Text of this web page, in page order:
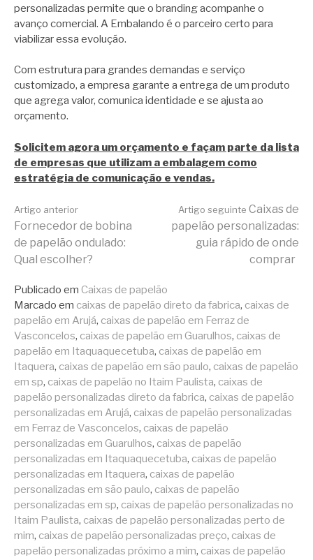
personalizadas permite que o branding acompanhe o
avanço comercial. A Embalando é o parceiro certo para
viabilizar essa evolução.
Com estrutura para grandes demandas e serviço
customizado, a empresa garante a entrega de um produto
que agrega valor, comunica identidade e se ajusta ao
orçamento.
Solicitem agora um orçamento e façam parte da lista
de empresas que utilizam a embalagem como
estratégia de comunicação e vendas.
Continue
lendo
Artigo anterior
Fornecedor de bobina
de papelão ondulado:
Qual escolher?
Artigo seguinte Caixas de
papelão personalizadas:
guia rápido de onde
comprar
Publicado em Caixas de papelão
Marcado em caixas de papelão direto da fabrica, caixas de
papelão em Arujá, caixas de papelão em Ferraz de
Vasconcelos, caixas de papelão em Guarulhos, caixas de
papelão em Itaquaquecetuba, caixas de papelão em
Itaquera, caixas de papelão em são paulo, caixas de papelão
em sp, caixas de papelão no Itaim Paulista, caixas de
papelão personalizadas direto da fabrica, caixas de papelão
personalizadas em Arujá, caixas de papelão personalizadas
em Ferraz de Vasconcelos, caixas de papelão
personalizadas em Guarulhos, caixas de papelão
personalizadas em Itaquaquecetuba, caixas de papelão
personalizadas em Itaquera, caixas de papelão
personalizadas em são paulo, caixas de papelão
personalizadas em sp, caixas de papelão personalizadas no
Itaim Paulista, caixas de papelão personalizadas perto de
mim, caixas de papelão personalizadas preço, caixas de
papelão personalizadas próximo a mim, caixas de papelão